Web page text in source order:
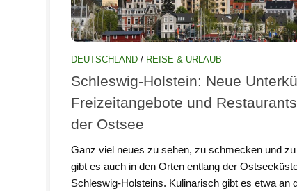
DEUTSCHLAND / REISE & URLAUB
Schleswig-Holstein: Neue
Freizeitangebote und
der Ostsee
Ganz viel neues zu sehen, zu schmecken und
gibt es auch in den Orten entlang der
Schleswig-Holsteins. Kulinarisch gibt es etwa an